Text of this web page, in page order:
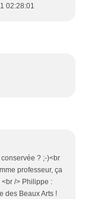
02:28:01
? ;-)<br
professeur, ça
/> Philippe :
des Beaux Arts !